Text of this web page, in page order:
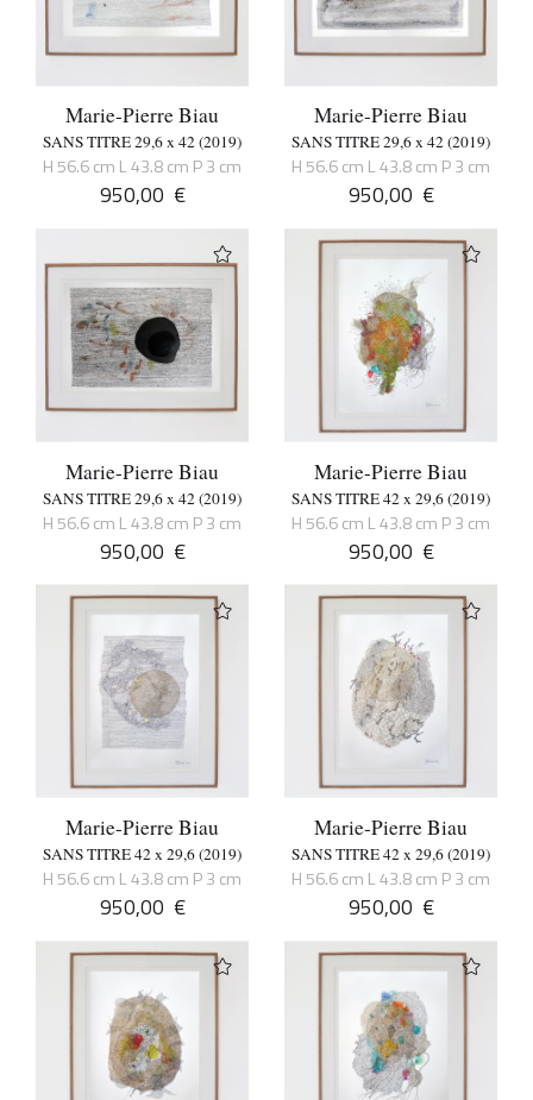
Marie-Pierre Biau
SANS TITRE 29,6 x 42 (2019)
H 56.6 cm L 43.8 cm P 3 cm
950,00 €
Marie-Pierre Biau
SANS TITRE 29,6 x 42 (2019)
H 56.6 cm L 43.8 cm P 3 cm
950,00 €
Marie-Pierre Biau
SANS TITRE 29,6 x 42 (2019)
H 56.6 cm L 43.8 cm P 3 cm
950,00 €
Marie-Pierre Biau
SANS TITRE 42 x 29,6 (2019)
H 56.6 cm L 43.8 cm P 3 cm
950,00 €
Marie-Pierre Biau
SANS TITRE 42 x 29,6 (2019)
H 56.6 cm L 43.8 cm P 3 cm
950,00 €
Marie-Pierre Biau
SANS TITRE 42 x 29,6 (2019)
H 56.6 cm L 43.8 cm P 3 cm
950,00 €